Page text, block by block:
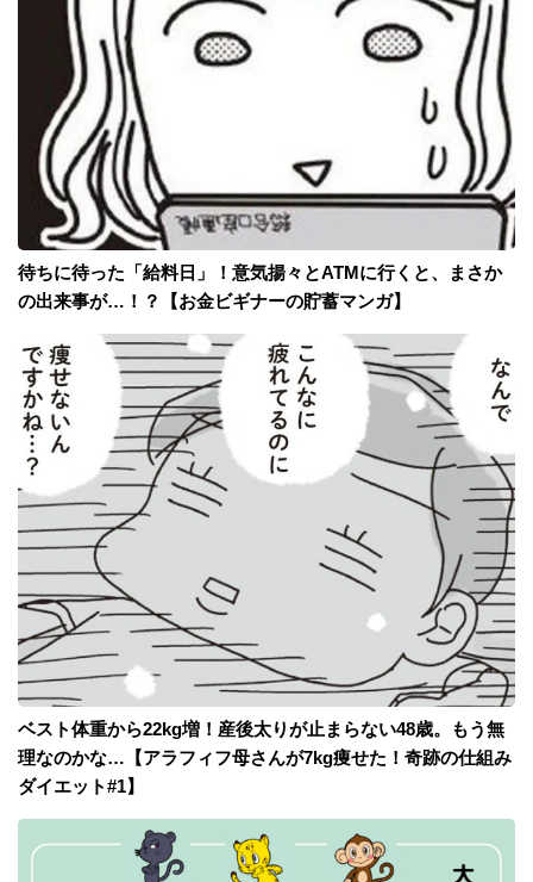
待ちに待った「給料日」！意気揚々とATMに行くと、まさか
の出来事が…！？【お金ビギナーの貯蓄マンガ】
ベスト体重から22kg増！産後太りが止まらない48歳。もう無
理なのかな…【アラフィフ母さんが7kg痩せた！奇跡の仕組み
ダイエット#1】